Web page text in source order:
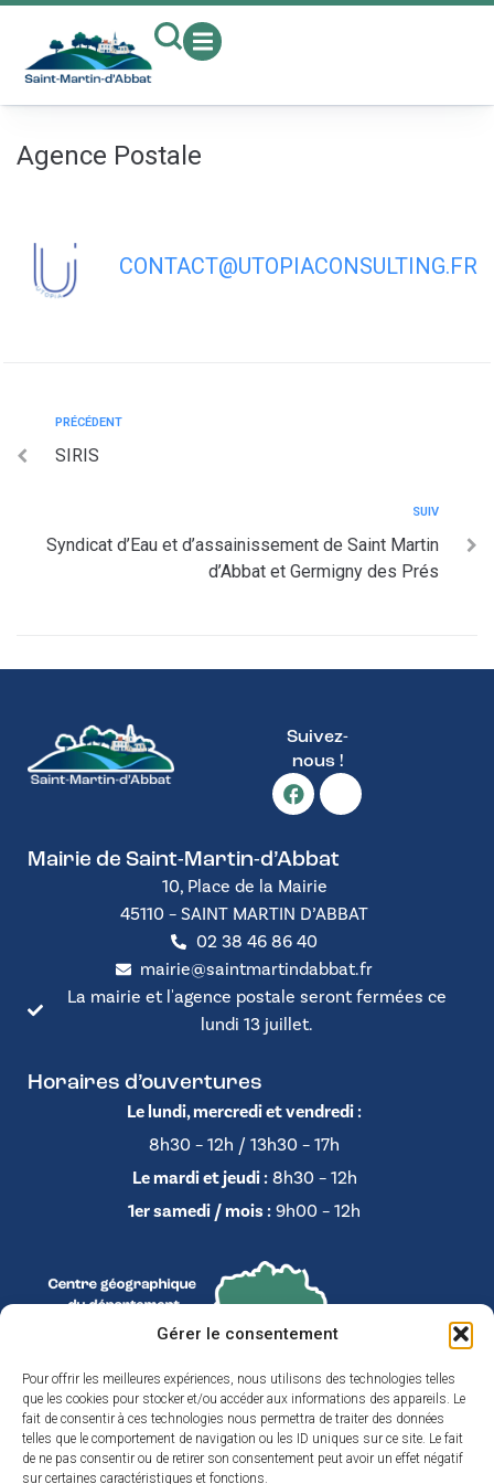
Gérer le consentement
Pour offrir les meilleures expériences, nous utilisons des technologies telles
que les cookies pour stocker et/ou accéder aux informations des appareils. Le
fait de consentir à ces technologies nous permettra de traiter des données
telles que le comportement de navigation ou les ID uniques sur ce site. Le fait
de ne pas consentir ou de retirer son consentement peut avoir un effet négatif
sur certaines caractéristiques et fonctions.
Agence Postale
CONTACT@UTOPIACONSULTING.FR
PRÉCÉDENT
SIRIS
SUIV
Syndicat d’Eau et d’assainissement de Saint Martin
d’Abbat et Germigny des Prés
Suivez-
nous !
Mairie de Saint-Martin-d’Abbat
10, Place de la Mairie
45110 – SAINT MARTIN D’ABBAT
02 38 46 86 40
mairie@saintmartindabbat.fr
La mairie et l'agence postale seront fermées ce
lundi 13 juillet.
Horaires d’ouvertures
Le lundi, mercredi et vendredi :
8h30 – 12h / 13h30 – 17h
Le mardi et jeudi :8h30 – 12h
1er samedi / mois : 9h00 – 12h